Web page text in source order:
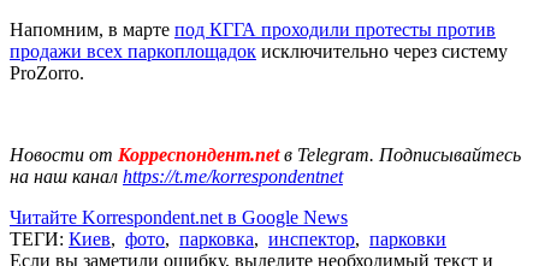
Напомним, в марте под КГГА проходили протесты против
продажи всех паркоплощадок исключительно через систему
ProZorro.
Новости от Корреспондент.netв Telegram. Подписывайтесь
на наш канал https://t.me/korrespondentnet
Читайте Korrespondent.net в Google News
ТЕГИ: Киев, фото, парковка, инспектор, парковки
Если вы заметили ошибку, выделите необходимый текст и